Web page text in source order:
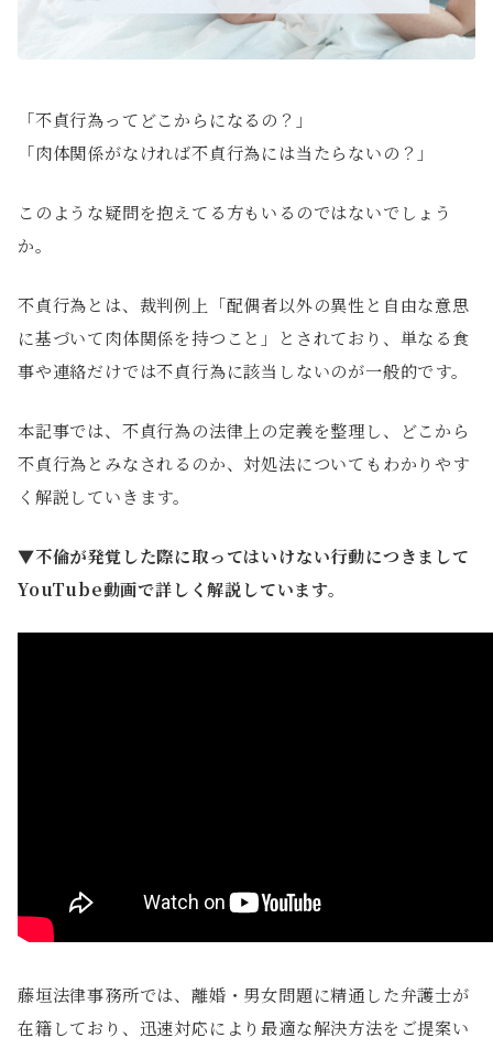
「不貞行為ってどこからになるの？」
「肉体関係がなければ不貞行為には当たらないの？」
このような疑問を抱えてる方もいるのではないでしょう
か。
不貞行為とは、裁判例上「配偶者以外の異性と自由な意思
に基づいて肉体関係を持つこと」とされており、単なる食
事や連絡だけでは不貞行為に該当しないのが一般的です。
本記事では、不貞行為の法律上の定義を整理し、どこから
不貞行為とみなされるのか、対処法についてもわかりやす
く解説していきます。
▼不倫が発覚した際に取ってはいけない行動につきまして
YouTube動画で詳しく解説しています。
藤垣法律事務所では、離婚・男女問題に精通した弁護士が
在籍しており、迅速対応により最適な解決方法をご提案い